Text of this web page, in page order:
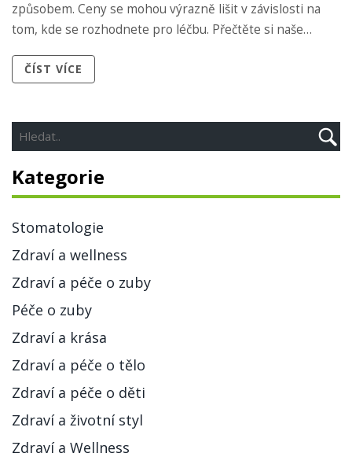
způsobem. Ceny se mohou výrazně lišit v závislosti na
tom, kde se rozhodnete pro léčbu. Přečtěte si naše
nejlepší možnost pro vaše finance a estetické nároky.
ČÍST VÍCE
Kategorie
Stomatologie
Zdraví a wellness
Zdraví a péče o zuby
Péče o zuby
Zdraví a krása
Zdraví a péče o tělo
Zdraví a péče o děti
Zdraví a životní styl
Zdraví a Wellness